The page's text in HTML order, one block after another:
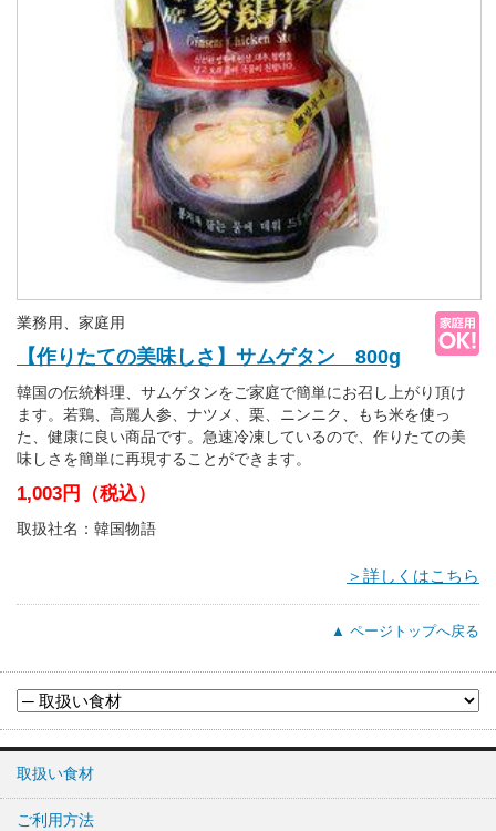
業務用、家庭用
【作りたての美味しさ】サムゲタン 800g
韓国の伝統料理、サムゲタンをご家庭で簡単にお召し上がり頂け
ます。若鶏、高麗人参、ナツメ、栗、ニンニク、もち米を使っ
た、健康に良い商品です。急速冷凍しているので、作りたての美
味しさを簡単に再現することができます。
1,003円（税込）
取扱社名：韓国物語
＞詳しくはこちら
▲ ページトップへ戻る
取扱い食材
ご利用方法